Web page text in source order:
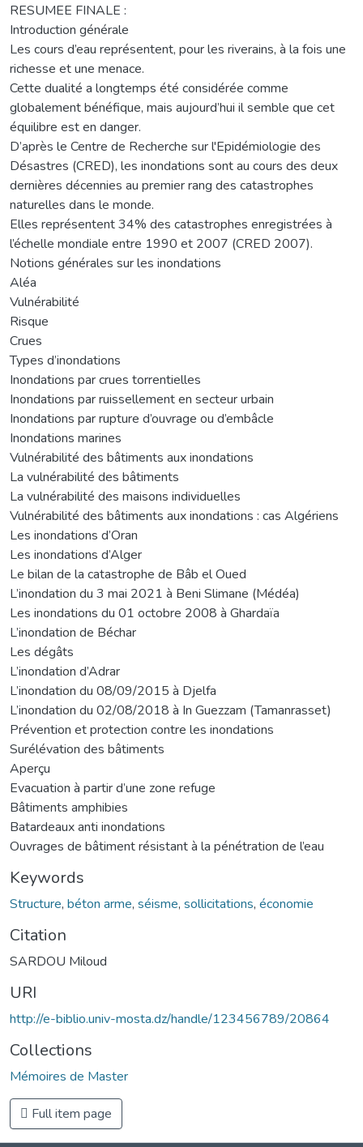
RESUMEE FINALE :
Introduction générale
Les cours d’eau représentent, pour les riverains, à la fois une
richesse et une menace.
Cette dualité a longtemps été considérée comme
globalement bénéfique, mais aujourd’hui il semble que cet
équilibre est en danger.
D’après le Centre de Recherche sur l'Epidémiologie des
Désastres (CRED), les inondations sont au cours des deux
dernières décennies au premier rang des catastrophes
naturelles dans le monde.
Elles représentent 34% des catastrophes enregistrées à
l’échelle mondiale entre 1990 et 2007 (CRED 2007).
Notions générales sur les inondations
Aléa
Vulnérabilité
Risque
Crues
Types d’inondations
Inondations par crues torrentielles
Inondations par ruissellement en secteur urbain
Inondations par rupture d’ouvrage ou d’embâcle
Inondations marines
Vulnérabilité des bâtiments aux inondations
La vulnérabilité des bâtiments
La vulnérabilité des maisons individuelles
Vulnérabilité des bâtiments aux inondations : cas Algériens
Les inondations d’Oran
Les inondations d’Alger
Le bilan de la catastrophe de Bâb el Oued
L’inondation du 3 mai 2021 à Beni Slimane (Médéa)
Les inondations du 01 octobre 2008 à Ghardaïa
L’inondation de Béchar
Les dégâts
L’inondation d’Adrar
L’inondation du 08/09/2015 à Djelfa
L’inondation du 02/08/2018 à In Guezzam (Tamanrasset)
Prévention et protection contre les inondations
Surélévation des bâtiments
Aperçu
Evacuation à partir d’une zone refuge
Bâtiments amphibies
Batardeaux anti inondations
Ouvrages de bâtiment résistant à la pénétration de l’eau
Keywords
Structure, béton arme, séisme, sollicitations, économie
Citation
SARDOU Miloud
URI
http://e-biblio.univ-mosta.dz/handle/123456789/20864
Collections
Mémoires de Master
Full item page